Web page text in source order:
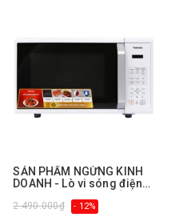
ㅤSẢN PHẨM NGỪNG KINH
DOANH - Lò vi sóng điện
2.490.000₫ - 12%